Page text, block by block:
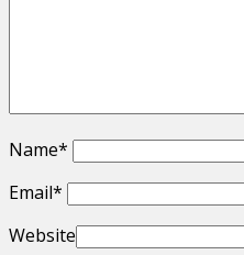
Name*
Email*
Website